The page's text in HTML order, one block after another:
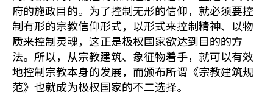
府的施政目的。为了控制无形的信仰，就必须要控
制有形的宗教信仰形式，以形式来控制精神、以物
质来控制灵魂，这正是极权国家欲达到目的的方
法。所以，从宗教建筑、象征物着手，就可以有效
地控制宗教本身的发展，而颁布所谓《宗教建筑规
范》也就成为极权国家的不二选择。